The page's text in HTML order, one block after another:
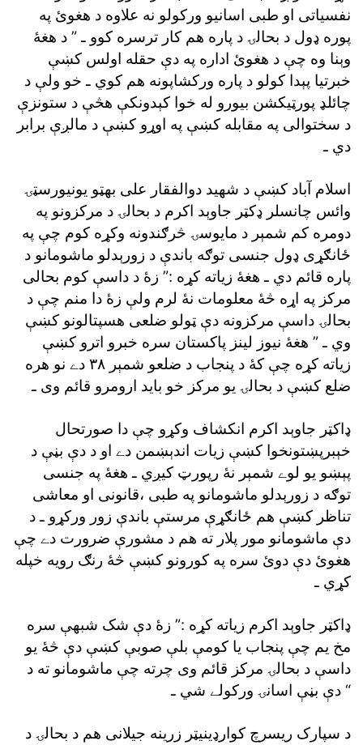
نفسياتى او طبى اسانيو ورکولو نه علاوه د هغوئ په
پوره ډول د بحالۍ د پاره هم کار ترسره کوو ـ ” د هغۀ
وېنا وه چې د هغوئ اداره په دې حقله اولس کښې
خبرتيا پېدا کولو د پاره ورکشاپونه هم کوي ـ خو ولې د
چائلډ پورټيکشن بيورو له خوا کېدونکې هڅې د ستونزې
د سختوالى په مقابله کښې په اوړو کښې د مالږې برابر
دي ـ
اسلام آباد کښې د شهيد دوالفقار على بهټو يونيورسټۍ
وائس چانسلر ډکټر جاوېد اکرم د بحالۍ د مرکزونو په
دومره کم شمېر د مايوسۍ څرګندونه وکړه کوم چې په
ځانګړى ډول جنسى توګه باندې د زورېدلو ماشومانو د
پاره قائم دي ـ هغۀ زياته کړه :” زۀ د داسې کوم بحالى
مرکز په اړه څۀ معلومات نۀ لرم ولې زۀ دا منم چې د
بحالۍ داسې مرکزونه دې ټولو ضلعى هسپتالونو کښې
وي ـ ” هغۀ نيوز لينز پاکستان سره خبرو اترو کښې
زياته کړه چې کۀ د پنجاب د ضلعو شمېر ٣٨ دے نو هره
ضلع کښې د بحالۍ يو مرکز خو بايد ارومرو قائم وى ـ
ډاکټر جاوېد اکرم انکشاف وکړو چې دا صورتحال
خېبرپښتونخوا کښې زيات اندېښمن دے او د دې بڼې د
پېښو يو لوے شمېر نۀ رپورټ کيږي ـ هغۀ په جنسى
توګه د زورېدلو ماشومانو په طبى ،قانونى او معاشى
تناظر کښې هم ځانګړې مرستې باندې زور ورکړو ـ د
دې ماشومانو مور پلار ته هم د مشورې ضرورت دے چې
هغوئ دې دوئ سره په کورونو کښې څۀ رنګ رويه خپله
کړي ـ
ډاکټر جاوېد اکرم زياته کړه :” زۀ دې شک شبهې سره
مخ يم چې پنجاب يا کومې بلې صوبې کښې دې څۀ يو
داسې د بحالۍ مرکز قائم وى چرته چې ماشومانو ته د
دې بڼې اسانۍ ورکولے شي ـ “
د سپارک ريسرچ کوارډينيټر زرينه جيلانى هم د بحالۍ د